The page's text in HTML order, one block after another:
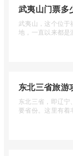
武夷山门票多
武夷山，这个位于
地，一直以来都是
东北三省，即辽宁
要省份。这里有着